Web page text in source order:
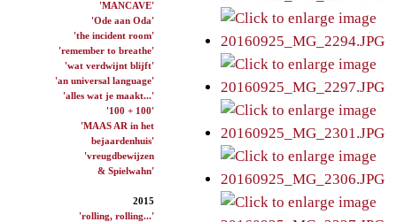
'MANCAVE'
'Ode aan Oda'
'the incident room'
'remember to breathe'
'wat verdwijnt blijft'
'an universal language'
'alles wat je maakt...'
'100 + 100'
'MAAS AR in het
bejaardenhuis'
'vreugdbewijzen
& Spielwahn'
2015
'rolling, rolling...'